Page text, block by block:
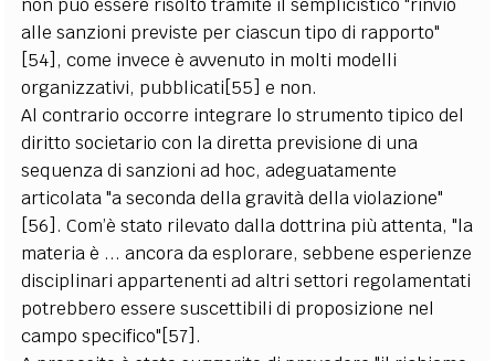
non può essere risolto tramite il semplicistico "rinvio
alle sanzioni previste per ciascun tipo di rapporto"
[54], come invece è avvenuto in molti modelli
organizzativi, pubblicati[55] e non.
Al contrario occorre integrare lo strumento tipico del
diritto societario con la diretta previsione di una
sequenza di sanzioni ad hoc, adeguatamente
articolata "a seconda della gravità della violazione"
[56]. Com’è stato rilevato dalla dottrina più attenta, "la
materia è ... ancora da esplorare, sebbene esperienze
disciplinari appartenenti ad altri settori regolamentati
potrebbero essere suscettibili di proposizione nel
campo specifico"[57].